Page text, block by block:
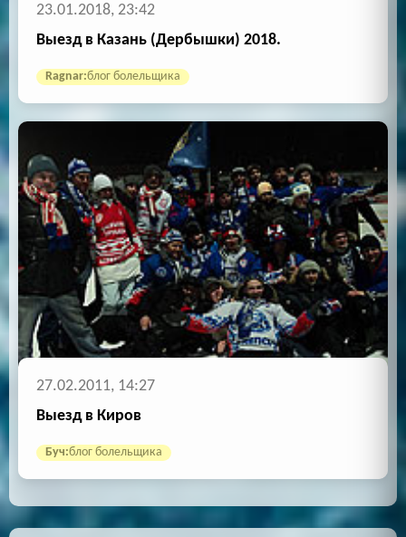
23.01.2018, 23:42
Выезд в Казань (Дербышки) 2018.
Ragnar:блог болельщика
27.02.2011, 14:27
Выезд в Киров
Буч:блог болельщика